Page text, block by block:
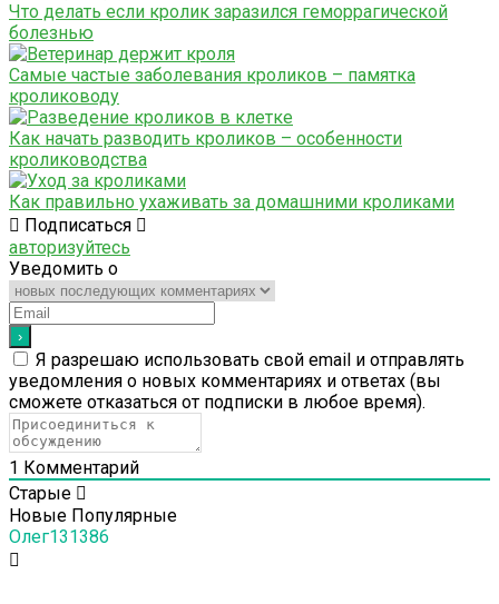
Что делать если кролик заразился геморрагической
болезнью
Самые частые заболевания кроликов – памятка
кролиководу
Как начать разводить кроликов – особенности
кролиководства
Как правильно ухаживать за домашними кроликами
Подписаться
авторизуйтесь
Уведомить о
Я разрешаю использовать свой email и отправлять
уведомления о новых комментариях и ответах (вы
cможете отказаться от подписки в любое время).
1 Комментарий
Старые
Новые Популярные
Олег131386